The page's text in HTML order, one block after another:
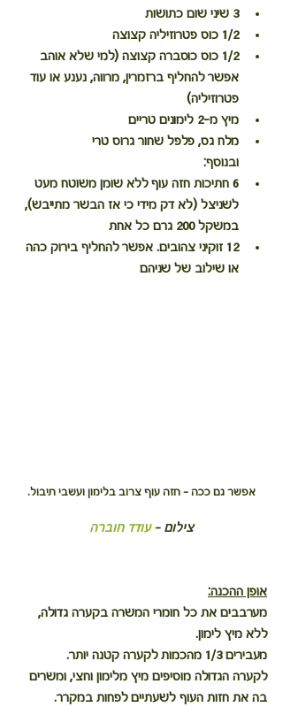
3 שיני שום כתושות
1/2 כוס פטרוזיליה קצוצה
1/2 כוס כוסברה קצוצה (למי שלא אוהב
אפשר להחליף ברזמרין, מרווה, נענע או עוד
פטרוזיליה)
מיץ מ-2 לימונים טריים
מלח גס, פלפל שחור גרוס טרי
ובנוסף:
6 חתיכות חזה עוף ללא שומן משוטח מעט
לשניצל (לא דק מידי כי אז הבשר מתייבש),
במשקל 200 גרם כל אחת
12 זוקיני צהובים. אפשר להחליף בירוק כהה
או שילוב של שניהם
אפשר גם ככה - חזה עוף צרוב בלימון ועשבי תיבול.
צילום – עודד חוברה
אופן ההכנה:
מערבבים את כל חומרי המשרה בקערה גדולה,
ללא מיץ לימון.
מעבירים 1/3 מהכמות לקערה קטנה יותר.
לקערה הגדולה מוסיפים מיץ מלימון וחצי, ומשרים
בה את חזות העוף לשעתיים לפחות במקרר.